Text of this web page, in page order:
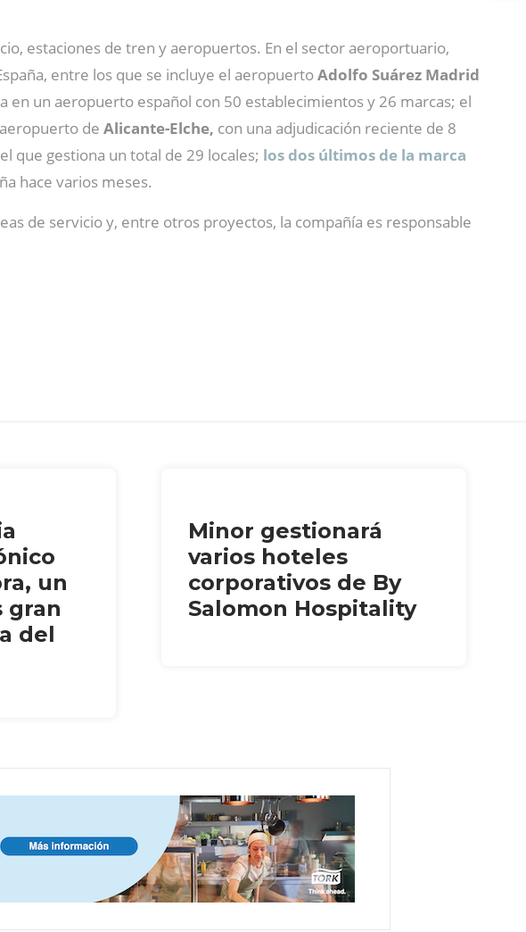
estaciones de tren y aeropuertos. En el sector aeroportuario,
entre los que se incluye el aeropuertoAdolfo Suárez Madrid
un aeropuerto español con 50 establecimientos y 26 marcas; el
de Alicante-Elche, con una adjudicación reciente de 8
que gestiona un total de 29 locales; los dos últimos de la marca
hace varios meses.
de servicio y, entre otros proyectos, la compañía es responsable
un
gran
del
Minor gestionará
varios hoteles
corporativos de By
Salomon Hospitality